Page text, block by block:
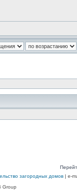
загородных домов | e-
Group